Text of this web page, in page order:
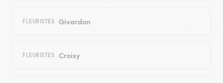
FLEURISTES Givardon
FLEURISTES Croisy